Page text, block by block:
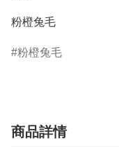
粉橙兔毛
粉橙兔毛
商品詳情